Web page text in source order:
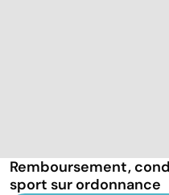
Remboursement,
sport sur ordonnance